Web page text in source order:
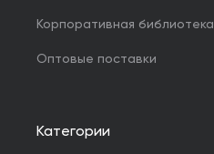
Корпоративная библиотека
Оптовые поставки
Категории